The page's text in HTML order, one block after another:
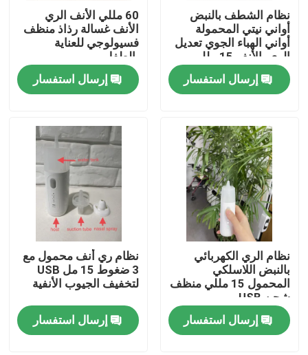
مسكن
منتجات
معلومات عنا
جولة في المعمل
اتصل بنا
أخبار
حالات
اطلب اقتباس
نظام الشطف بالنبض
أواني نيتي المحمولة
أواني الهباء الجوي تعديل
الري بالأنف 15 مللي
USB DC5V
إرسال استفسار
60 مللي الأنف الري
الأنف غسالة رذاذ منظف
فسيولوجي للعناية
بالطفل
إرسال استفسار
نظام الري الكهربائي
بالنبض اللاسلكي
المحمول 15 مللي منظف
شحن USB
إرسال استفسار
نظام ري أنف محمول مع
3 ضغوط 15 مل USB
لتخفيف الجيوب الأنفية
إرسال استفسار